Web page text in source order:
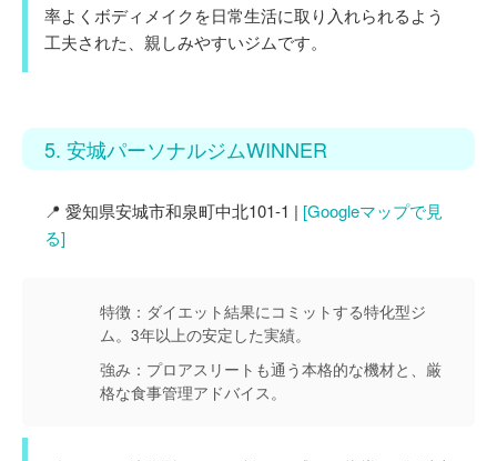
率よくボディメイクを日常生活に取り入れられるよう
工夫された、親しみやすいジムです。
5. 安城パーソナルジムWINNER
📍 愛知県安城市和泉町中北101-1 | [Googleマップで見
る]
特徴： ダイエット結果にコミットする特化型ジ
ム。3年以上の安定した実績。
強み： プロアスリートも通う本格的な機材と、厳
格な食事管理アドバイス。